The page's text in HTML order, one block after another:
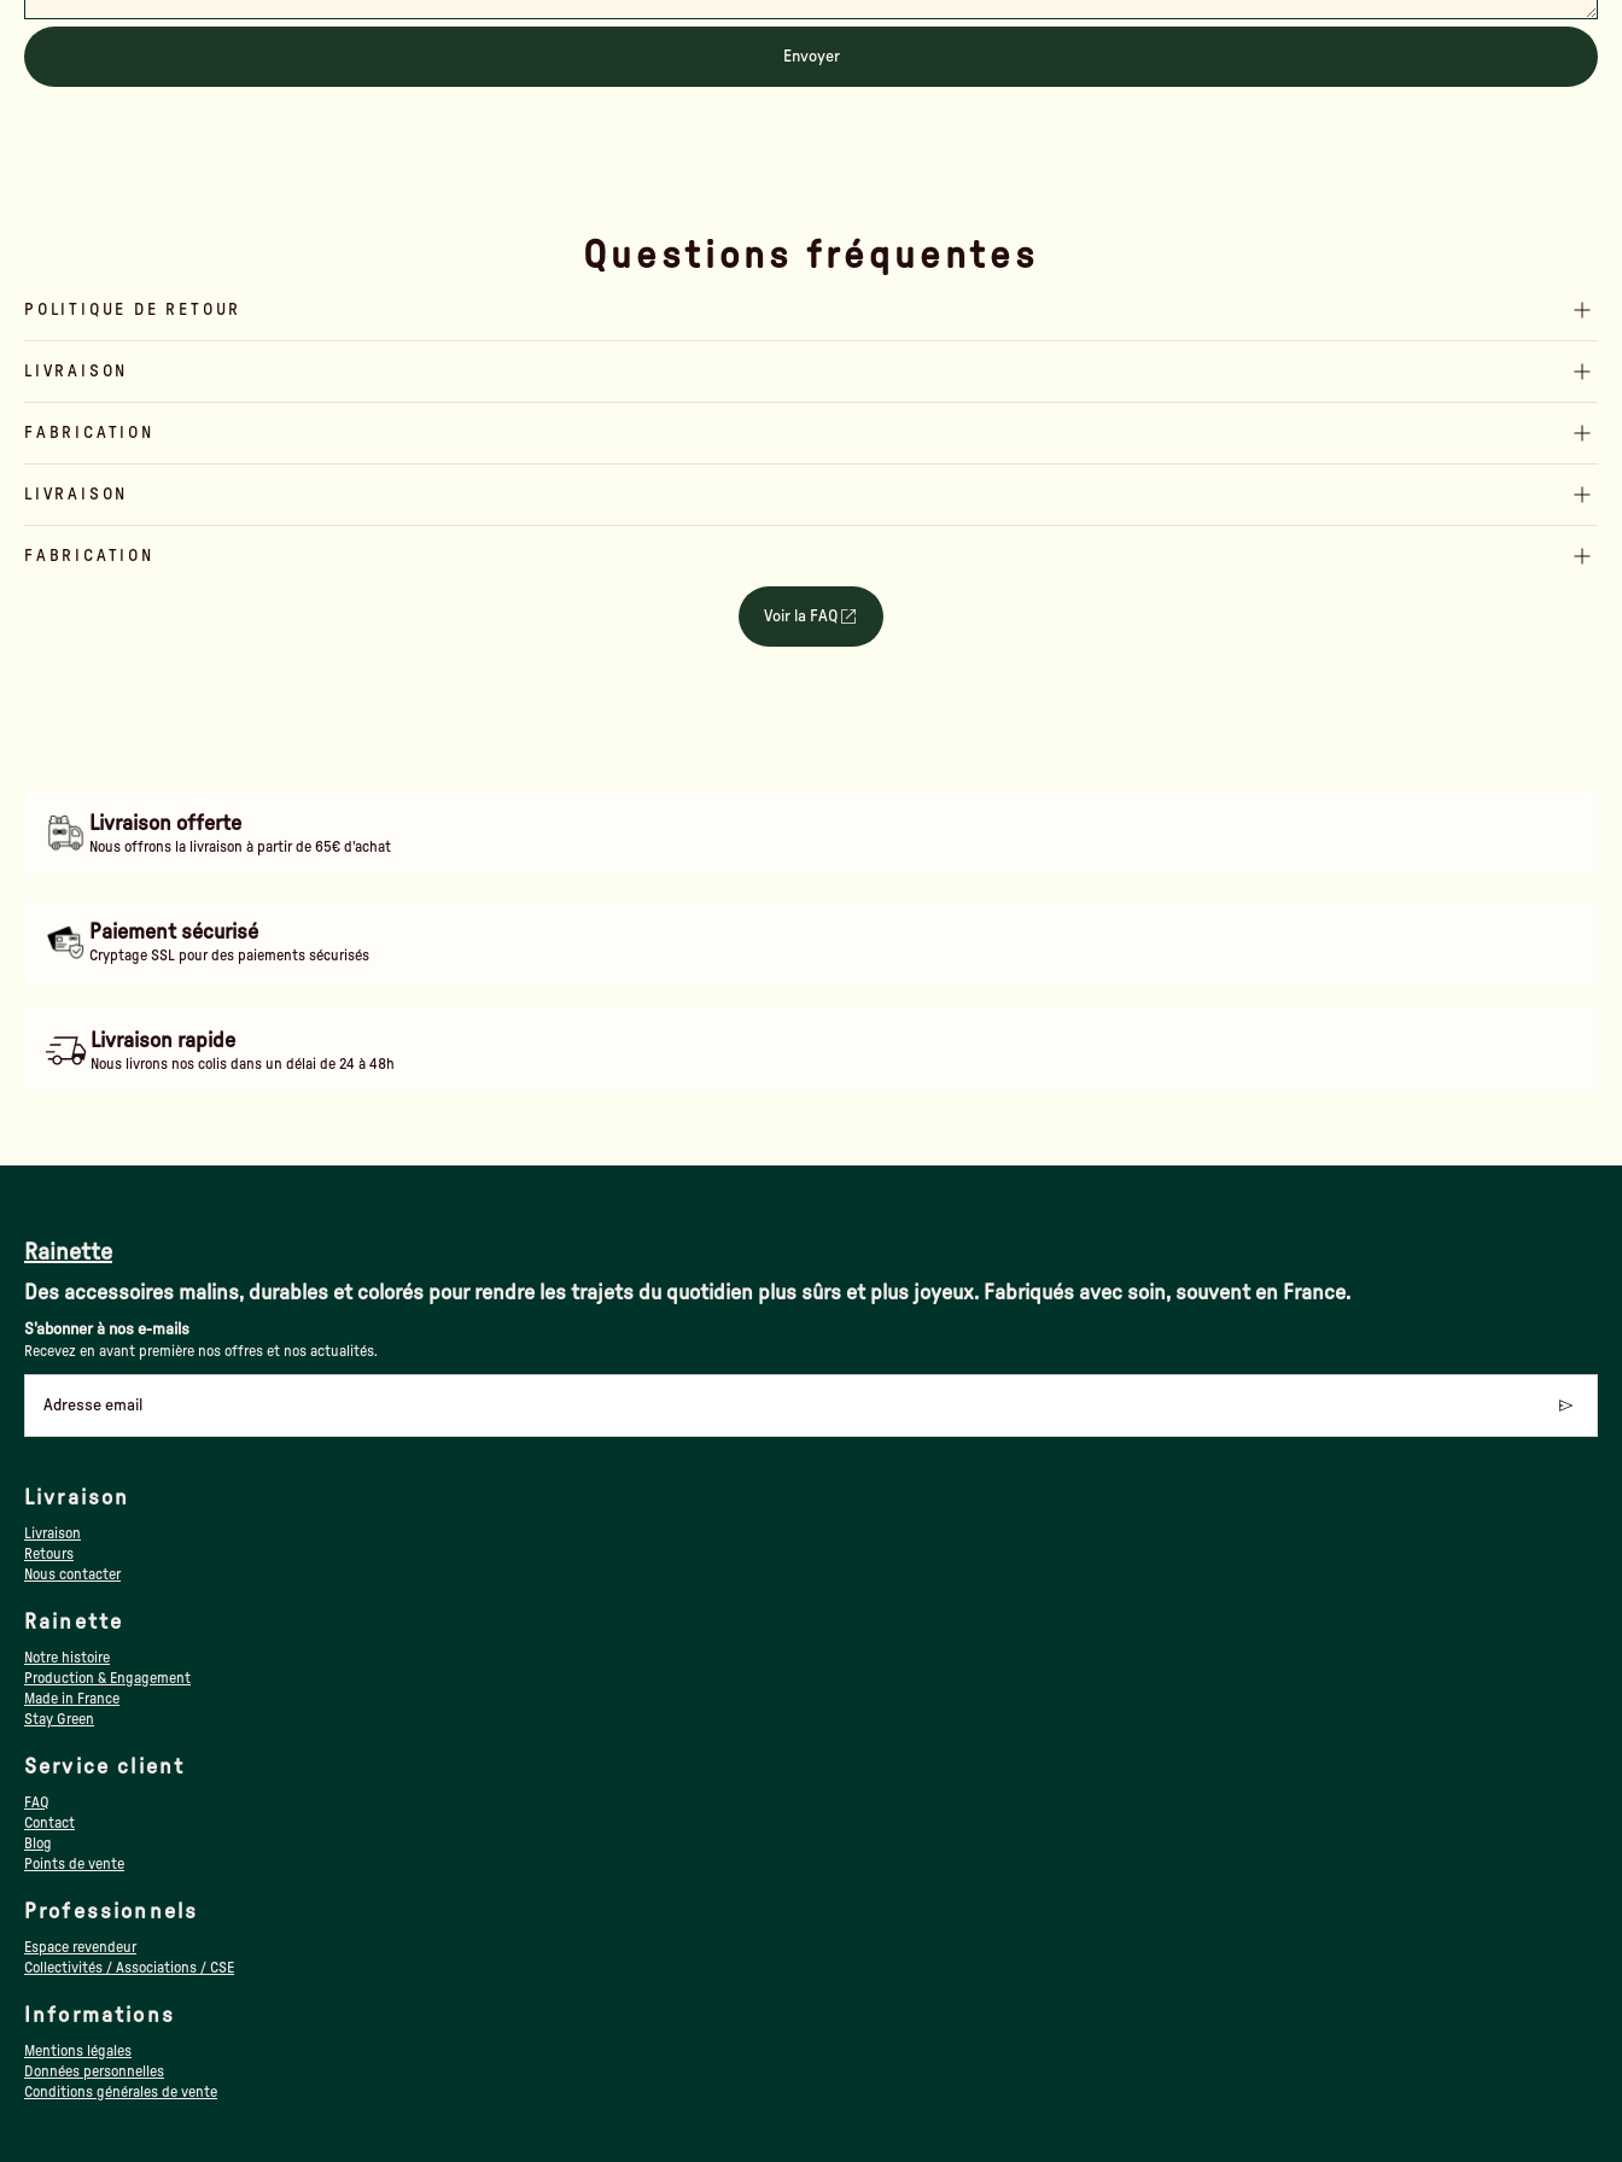
Envoyer
Questions fréquentes
POLITIQUE DE RETOUR
LIVRAISON
FABRICATION
LIVRAISON
FABRICATION
Voir la FAQ
Livraison offerte
Nous offrons la livraison à partir de 65€ d'achat
Paiement sécurisé
Cryptage SSL pour des paiements sécurisés
Livraison rapide
Nous livrons nos colis dans un délai de 24 à 48h
Rainette
Des accessoires malins, durables et colorés pour rendre les trajets du quotidien plus sûrs et plus joyeux. Fabriqués avec soin, souvent en France.
S'abonner à nos e-mails
Recevez en avant première nos offres et nos actualités.
Adresse email
Livraison
Livraison
Retours
Nous contacter
Rainette
Notre histoire
Production & Engagement
Made in France
Stay Green
Service client
FAQ
Contact
Blog
Points de vente
Professionnels
Espace revendeur
Collectivités / Associations / CSE
Informations
Mentions légales
Données personnelles
Conditions générales de vente